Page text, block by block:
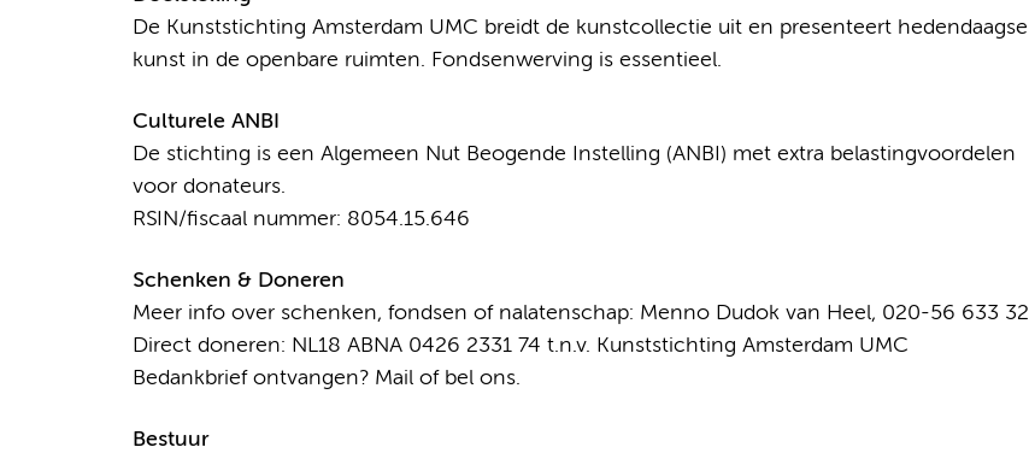
De Kunststichting Amsterdam UMC breidt de kunstcollectie uit en presenteert hedendaagse
kunst in de openbare ruimten. Fondsenwerving is essentieel.
Culturele ANBI
De stichting is een Algemeen Nut Beogende Instelling (ANBI) met extra belastingvoordelen
voor donateurs.
RSIN/fiscaal nummer: 8054.15.646
Schenken & Doneren
Meer info over schenken, fondsen of nalatenschap: Menno Dudok van Heel, 020-56 633 32
Direct doneren: NL18 ABNA 0426 2331 74 t.n.v. Kunststichting Amsterdam UMC
Bedankbrief ontvangen? Mail of bel ons.
Bestuur